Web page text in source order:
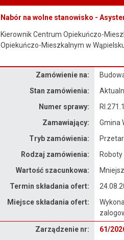
Nabór na wolne stanowisko -
Kierownik Centrum Opiekuńczo-
Opiekuńczo-Mieszkalnym w
Zamówienie na:
Stan zamówienia:
Numer sprawy:
Zamawiający:
Gmina
Tryb zamówienia:
Rodzaj zamówienia:
Wartość szacunkowa:
Termin składania ofert:
Miejsce składania ofert:
Zarządzenie nr:
61/